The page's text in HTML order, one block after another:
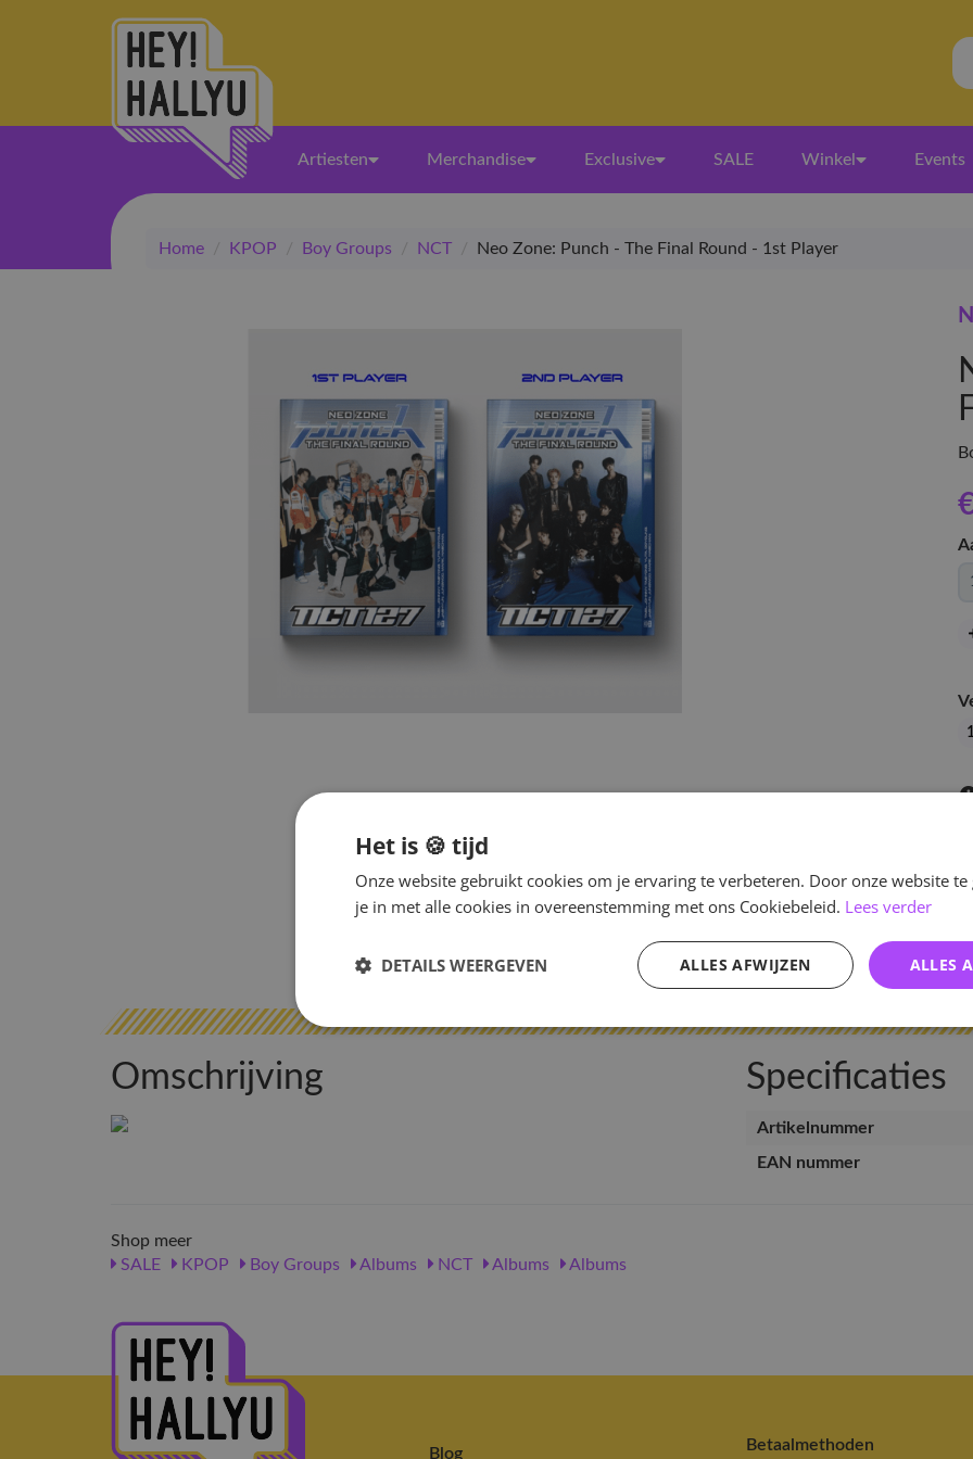
Artiesten Merchandise Exclusive SALE Winkel Events
Home / KPOP / Boy Groups / NCT / Neo Zone: Punch - The Final Round - 1st Player
Omschrijving Specificaties
Artikelnummer
EAN nummer
Shop meer
SALE
KPOP Boy Groups Albums NCT Albums Albums
Blog Betaalmethoden
Het is 🍪 tijd
Onze website gebruikt cookies om je ervaring te verbeteren. Door onze website
je in met alle cookies in overeenstemming met ons Cookiebeleid. Lees verder
ALLES
ALLES AFWIJZEN
DETAILS WEERGEVEN